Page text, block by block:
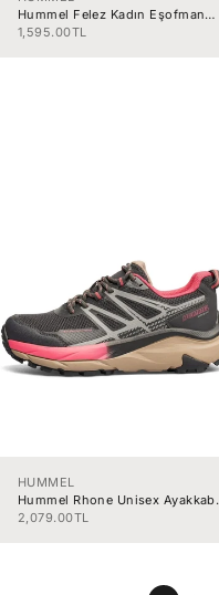
Hummel Felez Kadın Eşofman
Altı 932329-3325
İndirimli fiyat
1,595.00TL
HUMMEL
Hummel Rhone Unisex Ayakkabı
900774-1100
İndirimli fiyat
2,079.00TL